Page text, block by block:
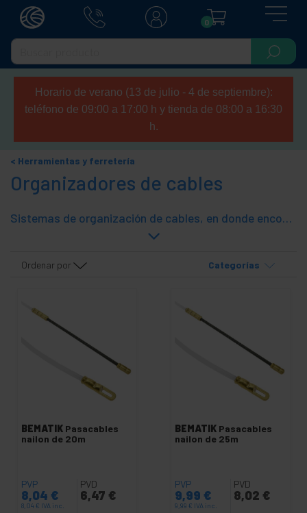
0
Horario de verano (13 de julio - 4 de septiembre):
teléfono de 09:00 a 17:00 h y tienda de 08:00 a 16:30
h.
Herramientas y ferretería
Organizadores de cables
Sistemas de organización de cables, en donde encontrará marcador de cable, brida de nylon, brida de nylon señalizadora, brida adherente, cable para atar Twist Ties, brida entrecruzada twist, tornillería para informática, brida y clip guíacables, empalmador de cables, pasa cables de nylon, cubre aristas, easycover beige, easycover negro, easy tunnel, pasacables de suelo, etc.
Ordenar por Categorías
BEMATIK Pasacables
nailon de 20m
PVP
8,04 €
8,04 € IVA inc.
PVD
6,47 €
BEMATIK Pasacables
nailon de 25m
PVP
9,99 €
9,99 € IVA inc.
PVD
8,02 €